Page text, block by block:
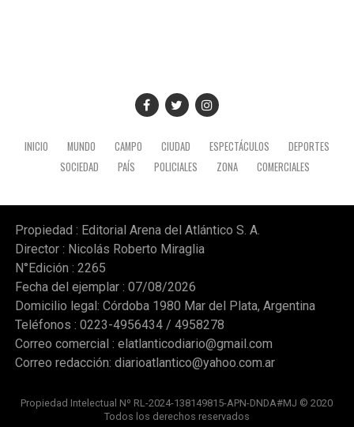
INICIO MUNDO CAMPO CIUDAD ESPECTÁCULOS
DEPORTES
SOCIEDAD
PAÍS POLICIALES ZONA COMERCIALES
Propiedad : Editorial Arena del Atlántico S. A.
Director : Nicolás Roberto Miraglia
N°Edición : 2265
Fecha del ejemplar : 07/08/2026
Domicilio legal: Córdoba 1980 Mar del Plata, Argentina
Teléfonos : 0223-4956434 / 4958278
Correo comercial : elatlanticodiario@gmail.com
Correo redacción: diarioatlantico@yahoo.com.ar
Propiedad Intelectual Nº RL-2024-138149815-APN-DNDA#MJ © 2020
Todos los derechos reservados